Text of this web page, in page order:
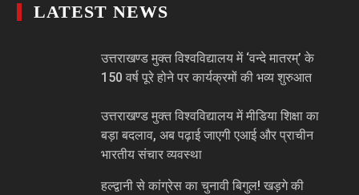
LATEST NEWS
उत्तराखण्ड मुक्त विश्वविद्यालय में ‘वन्दे मातरम्’ के
150 वर्ष पूरे होने पर कार्यक्रमों की भव्य शुरुआत
उत्तराखण्ड मुक्त विश्वविद्यालय में मीडिया शिक्षा का
बड़ा बदलाव, अब पढ़ाई जाएगी एआई और प्राचीन
भारतीय संचार व्यवस्था
हल्द्वानी से कांग्रेस का चुनावी बिगुल! खड़गे की